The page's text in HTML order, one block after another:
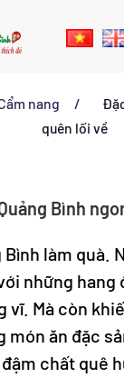
nang
quên lối về
Bình
Bình làm quà.
những hang
vĩ. Mà còn
món ăn đặc
chất quê